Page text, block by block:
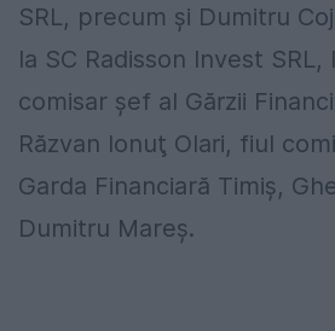
SRL, precum şi Dumitru
la SC Radisson Invest SRL,
comisar şef al Gărzii
Răzvan Ionuţ Olari, fiul
Garda Financiară Timiş,
Dumitru Mareş.